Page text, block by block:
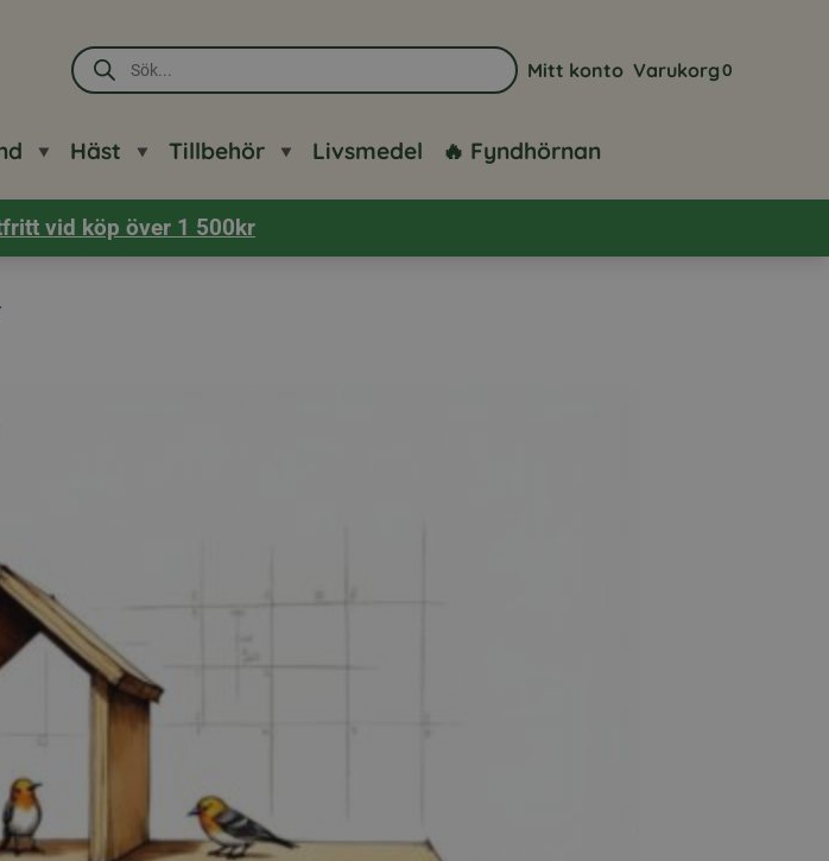
Produktsökning
Gå till sidan för mitt konto
Mitt konto
Visa din
Varukorg0
Häst Tillbehör Livsmedel 🔥 Fyndhörnan
vid köp över 1 500kr